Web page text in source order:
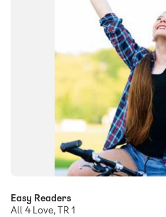
+
Easy Readers
All 4 Love, TR 1